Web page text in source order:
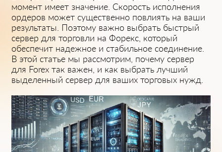
момент имеет значение. Скорость исполнения
ордеров может существенно повлиять на ваши
результаты. Поэтому важно выбрать быстрый
сервер для торговли на Форекс, который
обеспечит надежное и стабильное соединение.
В этой статье мы рассмотрим, почему сервер
для Forex так важен, и как выбрать лучший
выделенный сервер для ваших торговых нужд.